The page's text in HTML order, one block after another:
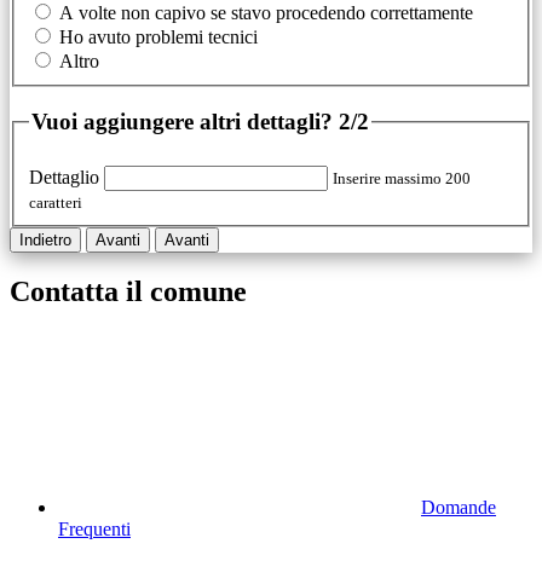
A volte non capivo se stavo procedendo correttamente
Ho avuto problemi tecnici
Altro
Vuoi aggiungere altri dettagli? 2/2
Dettaglio
Inserire massimo 200
caratteri
Indietro Avanti Avanti
Contatta il comune
Domande
Frequenti